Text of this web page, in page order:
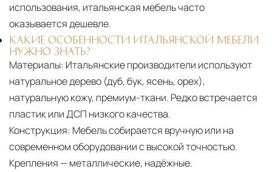
использования, итальянская мебель часто
оказывается дешевле.
КАКИЕ ОСОБЕННОСТИ ИТАЛЬЯНСКОЙ МЕБЕЛИ
НУЖНО ЗНАТЬ?
Материалы: Итальянские производители используют
натуральное дерево (дуб, бук, ясень, орех),
натуральную кожу, премиум-ткани. Редко встречается
пластик или ДСП низкого качества.
Конструкция: Мебель собирается вручную или на
современном оборудовании с высокой точностью.
Крепления — металлические, надёжные.